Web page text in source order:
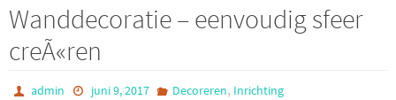
Wanddecoratie – eenvoudig sfeer
creÃ«ren
admin juni 9, 2017 Decoreren, Inrichting